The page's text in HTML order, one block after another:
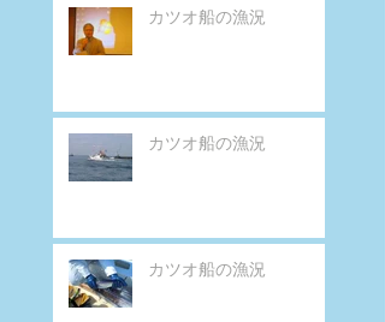
カツオ船の漁況
カツオ船の漁況
カツオ船の漁況